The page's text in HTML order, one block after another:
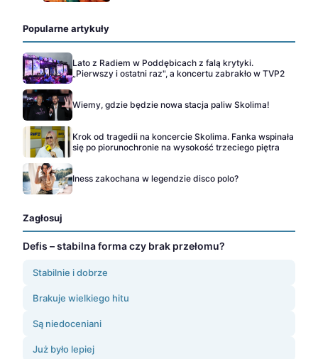
Popularne artykuły
Lato z Radiem w Poddębicach z falą krytyki.
„Pierwszy i ostatni raz", a koncertu zabrakło w TVP2
Wiemy, gdzie będzie nowa stacja paliw Skolima!
Krok od tragedii na koncercie Skolima. Fanka wspinała
się po piorunochronie na wysokość trzeciego piętra
Iness zakochana w legendzie disco polo?
Zagłosuj
Defis – stabilna forma czy brak przełomu?
Stabilnie i dobrze
Brakuje wielkiego hitu
Są niedoceniani
Już było lepiej